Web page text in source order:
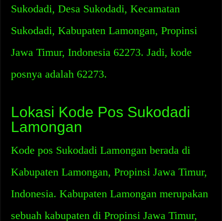
Sukodadi, Desa Sukodadi, Kecamatan
Sukodadi, Kabupaten Lamongan, Propinsi
Jawa Timur, Indonesia 62273. Jadi, kode
posnya adalah 62273.
Lokasi Kode Pos Sukodadi
Lamongan
Kode pos Sukodadi Lamongan berada di
Kabupaten Lamongan, Propinsi Jawa Timur,
Indonesia. Kabupaten Lamongan merupakan
sebuah kabupaten di Propinsi Jawa Timur,